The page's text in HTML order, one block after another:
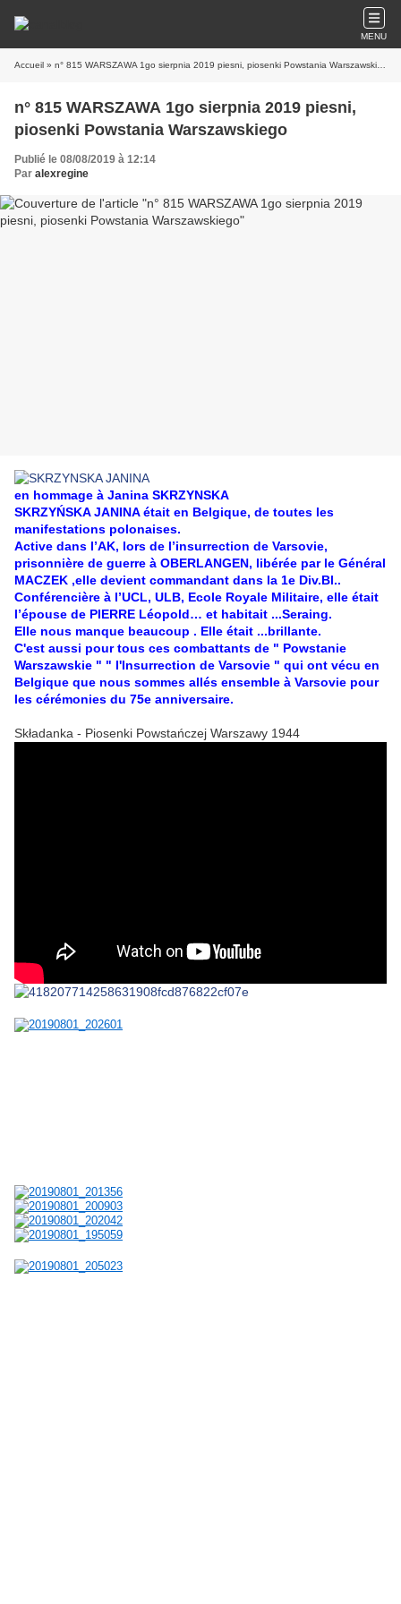
MENU
Accueil » n° 815 WARSZAWA 1go sierpnia 2019 piesni, piosenki Powstania Warszawskiego
n° 815 WARSZAWA 1go sierpnia 2019 piesni,
piosenki Powstania Warszawskiego
Publié le 08/08/2019 à 12:14
Par alexregine
en hommage à Janina SKRZYNSKA
SKRZYŃSKA JANINA était en Belgique, de toutes les
manifestations polonaises.
Active dans l’AK, lors de l’insurrection de Varsovie,
prisonnière de guerre à OBERLANGEN, libérée par le Général
MACZEK ,elle devient commandant dans la 1e Div.Bl..
Conférencière à l’UCL, ULB, Ecole Royale Militaire, elle était
l’épouse de PIERRE Léopold… et habitait ...Seraing.
Elle nous manque beaucoup . Elle était ...brillante.
C'est aussi pour tous ces combattants de " Powstanie
Warszawskie " " l'Insurrection de Varsovie " qui ont vécu en
Belgique que nous sommes allés ensemble à Varsovie pour
les cérémonies du 75e anniversaire.
Składanka - Piosenki Powstańczej Warszawy 1944